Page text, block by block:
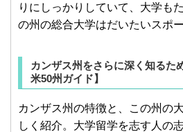
りにしっかりしていて、大学も
の州の総合大学はだいたいスポ
カンザス州をさらに深く知るた
米50州ガイド】
カンザス州の特徴と、この州の
しく紹介。大学留学を志す人の